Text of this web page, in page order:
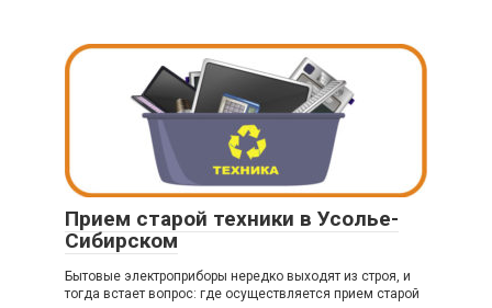
Прием старой техники в Усолье-
Сибирском
Бытовые электроприборы нередко выходят из строя, и
тогда встает вопрос: где осуществляется прием старой